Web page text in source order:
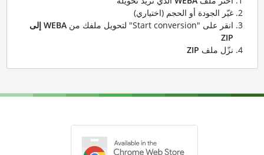
غيّر الجودة أو الحجم (اختياري)
انقر على "Start conversion" لتحويل ملفك من
WEBA إلى
ZIP
نزّل ملف ZIP